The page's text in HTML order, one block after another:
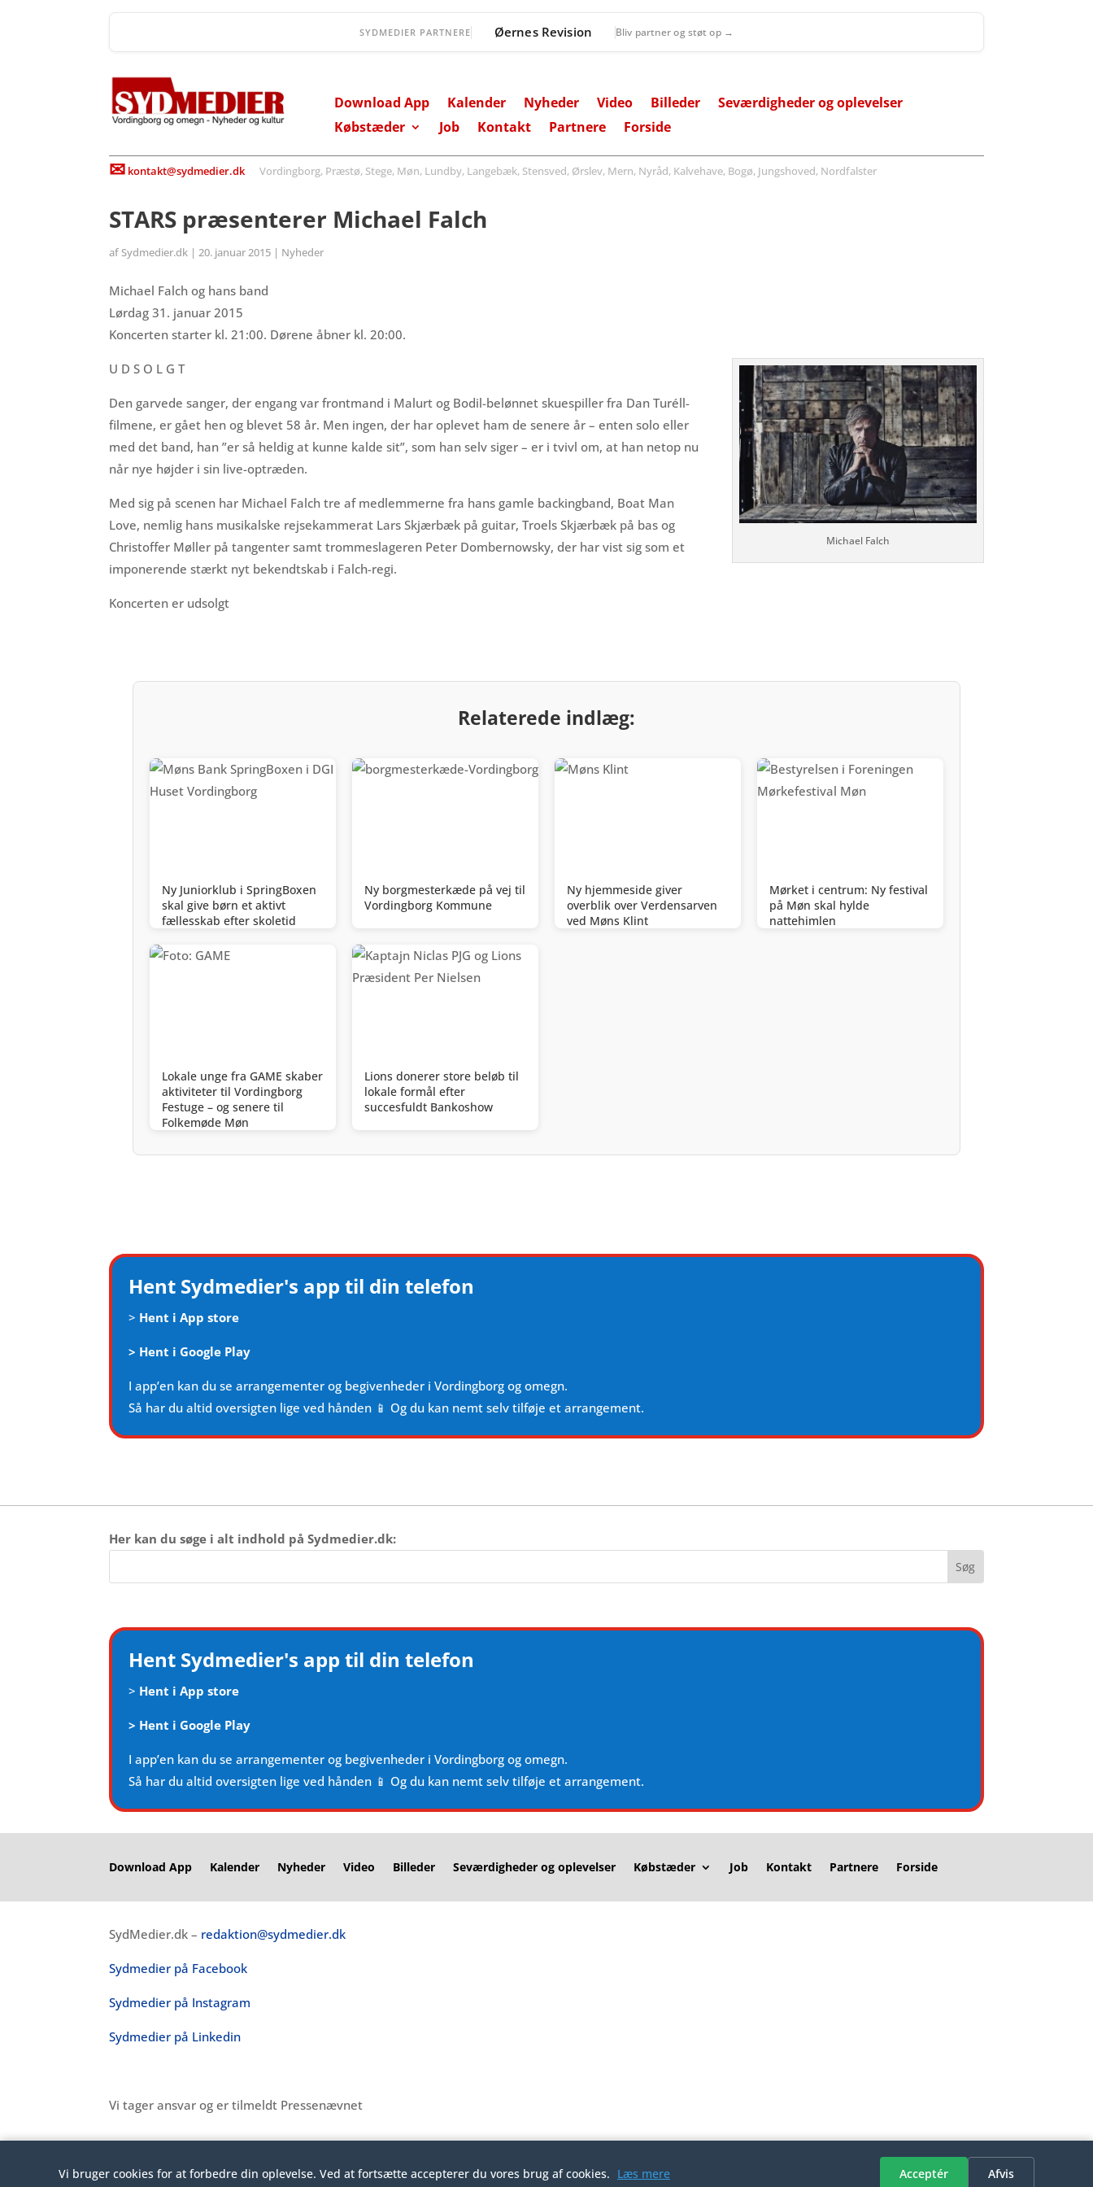
SYDMEDIER PARTNERE Øernes Revision Bliv partner og støt op →
Download App Kalender Nyheder Video Billeder
Seværdigheder og oplevelser
Købstæder
Job Kontakt Partnere Forside
✉ kontakt@sydmedier.dkVordingborg, Præstø, Stege, Møn, Lundby, Langebæk, Stensved, Ørslev, Mern, Nyråd, Kalvehave, Bogø, Jungshoved, Nordfalster
STARS præsenterer Michael Falch
af Sydmedier.dk |20. januar 2015 | Nyheder
Michael Falch og hans band
Lørdag 31. januar 2015
Koncerten starter kl. 21:00. Dørene åbner kl. 20:00.
Michael Falch
U D S O L G T
Den garvede sanger, der engang var frontmand i Malurt og Bodil-belønnet skuespiller fra Dan Turéll-
filmene, er gået hen og blevet 58 år. Men ingen, der har oplevet ham de senere år – enten solo eller
med det band, han ”er så heldig at kunne kalde sit”, som han selv siger – er i tvivl om, at han netop nu
når nye højder i sin live-optræden.
Med sig på scenen har Michael Falch tre af medlemmerne fra hans gamle backingband, Boat Man
Love, nemlig hans musikalske rejsekammerat Lars Skjærbæk på guitar, Troels Skjærbæk på bas og
Christoffer Møller på tangenter samt trommeslageren Peter Dombernowsky, der har vist sig som et
imponerende stærkt nyt bekendtskab i Falch-regi.
Koncerten er udsolgt
Relaterede indlæg:
Ny Juniorklub i SpringBoxen
skal give børn et aktivt
fællesskab efter skoletid
Ny borgmesterkæde på vej til
Vordingborg Kommune
Ny hjemmeside giver
overblik over Verdensarven
ved Møns Klint
Mørket i centrum: Ny festival
på Møn skal hylde
nattehimlen
Lokale unge fra GAME skaber
aktiviteter til Vordingborg
Festuge – og senere til
Folkemøde Møn
Lions donerer store beløb til
lokale formål efter
succesfuldt Bankoshow
Hent Sydmedier's app til din telefon
> Hent i App store
> Hent i Google Play
I app’en kan du se arrangementer og begivenheder i Vordingborg og omegn.
Så har du altid oversigten lige ved hånden 📱 Og du kan nemt selv tilføje et arrangement.
Her kan du søge i alt indhold på Sydmedier.dk:
Hent Sydmedier's app til din telefon
> Hent i App store
> Hent i Google Play
I app’en kan du se arrangementer og begivenheder i Vordingborg og omegn.
Så har du altid oversigten lige ved hånden 📱 Og du kan nemt selv tilføje et arrangement.
Download App Kalender Nyheder Video Billeder Seværdigheder og oplevelser Købstæder Job Kontakt Partnere Forside
SydMedier.dk – redaktion@sydmedier.dk
Sydmedier på Facebook
Sydmedier på Instagram
Sydmedier på Linkedin
Vi tager ansvar og er tilmeldt Pressenævnet
Vi bruger cookies for at forbedre din oplevelse. Ved at fortsætte accepterer du vores brug af cookies. Læs mere Acceptér Afvis